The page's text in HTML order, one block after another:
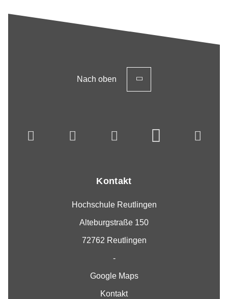
Nach oben
Kontakt
Hochschule Reutlingen
Alteburgstraße 150
72762 Reutlingen
-
Google Maps
Kontakt